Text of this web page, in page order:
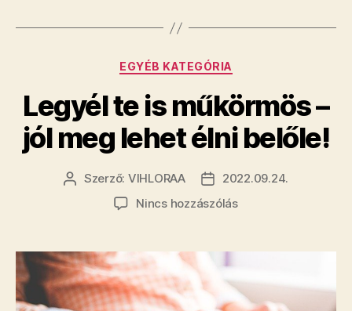
Kategóriák
EGYÉB KATEGÓRIA
Legyél te is műkörmös –
jól meg lehet élni belőle!
Bejegyzés
szerzője
Szerző: VIHLORAA
Bejegyzés
dátuma
2022.09.24.
Nincs hozzászólása(z)
–
jól